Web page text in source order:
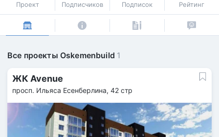
Проект Подписчиков Подписок Рейтинг
Все проекты Oskemenbuild 1
ЖК Avenue
просп. Ильяса Есенберлина, 42 стр